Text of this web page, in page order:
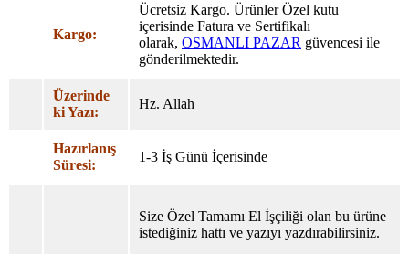
Kargo:
Ücretsiz Kargo. Ürünler Özel kutu
içerisinde Fatura ve Sertifikalı
olarak, OSMANLI PAZAR güvencesi ile
gönderilmektedir.
Üzerinde
ki Yazı:
Hz. Allah
Hazırlanış
Süresi:
1-3 İş Günü İçerisinde
Size Özel Tamamı El İşçiliği olan bu ürüne
istediğiniz hattı ve yazıyı yazdırabilirsiniz.